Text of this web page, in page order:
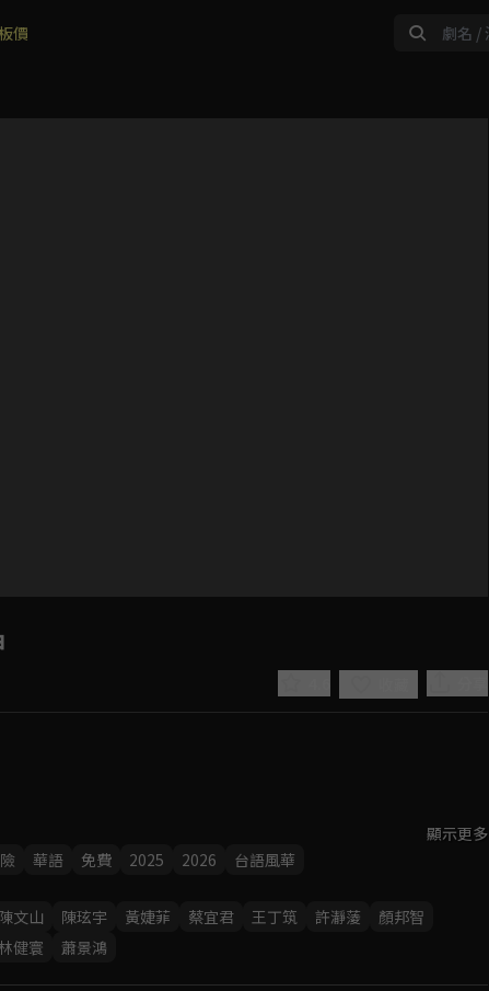
價
Play
Video
，克服艱難成為女西裝師，並一針一線，縫製出燦爛的未來？
顯示更多
華語 免費 2025 2026 台語風華
陳文山 陳玹宇 黃婕菲 蔡宜君 王丁筑 許瀞蔆
顏邦智
健寰 蕭景鴻